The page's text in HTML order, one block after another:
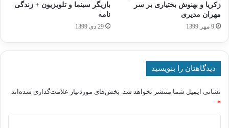
زکریا و بهنوش بختیاری بر سر
مهران مدیری
9 مهر 1399
بازیگر سینما و تلویزیون + زندگی
نامه
29 دی 1399
دیدگاهتان را بنویسید
نشانی ایمیل شما منتشر نخواهد شد. بخش‌های موردنیاز علامت‌گذاری شده‌اند
*